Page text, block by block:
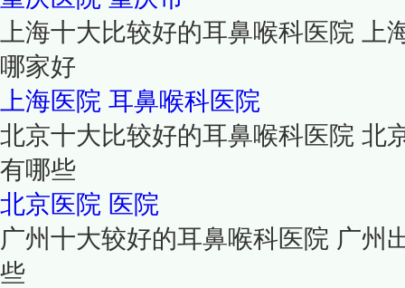
上海十大比较好的耳鼻喉科医院 上
哪家好
上海医院 耳鼻喉科医院
北京十大比较好的耳鼻喉科医院 北
有哪些
北京医院 医院
广州十大较好的耳鼻喉科医院 广州
些